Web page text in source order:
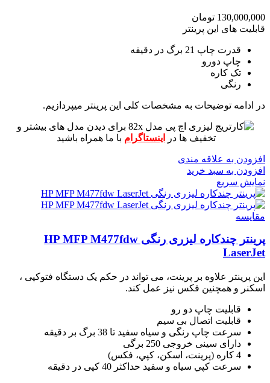
130,000,000 تومان
قابلیت های این پرینتر
قدرت چاپ 21 برگ در دقیقه
چاپ دورو
تک کاره
رنگی
در ادامه توضیحات به مشخصات کلی این پرینتر میپردازیم.
برای دیدن مدل های بیشتر و
تخفیف ها در
اینستاگرام با ما همراه باشید
افزودن به علاقه مندی
افزودن به سبد خرید
نمایش سریع
مقايسه
پرینتر چندکاره لیزری رنگی HP MFP M477fdw
LaserJet
این پرینتر علاوه بر پرینت، می تواند در حکم یک دستگاه فتوکپی ،
اسکنر و همچنین فکس نیز عمل کند.
قابلیت چاپ دو رو
قابلیت اتصال بی سیم
سرعت چاپ رنگی و سیاه سفید تا 38 برگ بر دقیقه
دارای سینی خروجی 250 برگی
4 کاره (پرينت، اسکن، کپي، فکس)
سرعت کپي سياه و سفيد حداکثر 40 کپی در دقیقه